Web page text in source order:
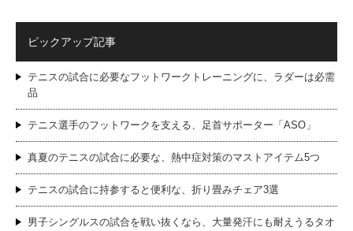
ピックアップ記事
テニスの試合に必要なフットワークトレーニングに、ラダーは必需
品
テニス選手のフットワークを支える、足首サポーター「ASO」
真夏のテニスの試合に必要な、熱中症対策のマストアイテム5つ
テニスの試合に持参すると便利な、折り畳みチェア3選
男子シングルスの試合を戦い抜くなら、大量発汗にも耐えうるタオ